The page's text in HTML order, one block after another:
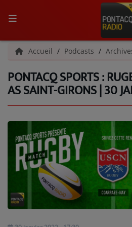
ACCUEIL
RADIO
L'ÉQUIPE
GRILLE DES PROGRAMMES
C'ÉTAIT QUOI CE TITRE ?
MÉDIAS
Accueil Podcasts
PONTACQ SPORTS :
AS SAINT-GIRONS | 30